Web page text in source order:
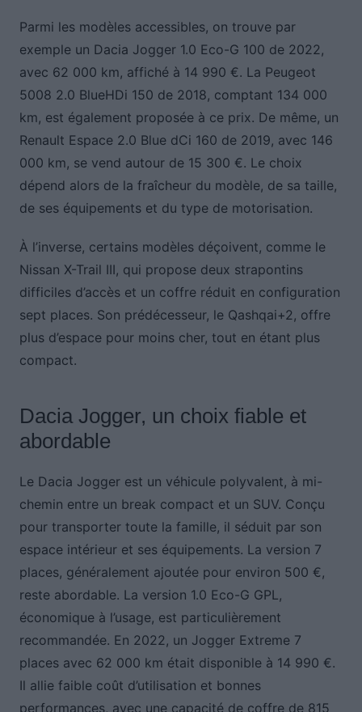
Parmi les modèles accessibles, on trouve par
exemple un Dacia Jogger 1.0 Eco-G 100 de 2022,
avec 62 000 km, affiché à 14 990 €. La Peugeot
5008 2.0 BlueHDi 150 de 2018, comptant 134 000
km, est également proposée à ce prix. De même, un
Renault Espace 2.0 Blue dCi 160 de 2019, avec 146
000 km, se vend autour de 15 300 €. Le choix
dépend alors de la fraîcheur du modèle, de sa taille,
de ses équipements et du type de motorisation.
À l’inverse, certains modèles déçoivent, comme le
Nissan X-Trail III, qui propose deux strapontins
difficiles d’accès et un coffre réduit en configuration
sept places. Son prédécesseur, le Qashqai+2, offre
plus d’espace pour moins cher, tout en étant plus
compact.
Dacia Jogger, un choix fiable et
abordable
Le Dacia Jogger est un véhicule polyvalent, à mi-
chemin entre un break compact et un SUV. Conçu
pour transporter toute la famille, il séduit par son
espace intérieur et ses équipements. La version 7
places, généralement ajoutée pour environ 500 €,
reste abordable. La version 1.0 Eco-G GPL,
économique à l’usage, est particulièrement
recommandée. En 2022, un Jogger Extreme 7
places avec 62 000 km était disponible à 14 990 €.
Il allie faible coût d’utilisation et bonnes
performances, avec une capacité de coffre de 815